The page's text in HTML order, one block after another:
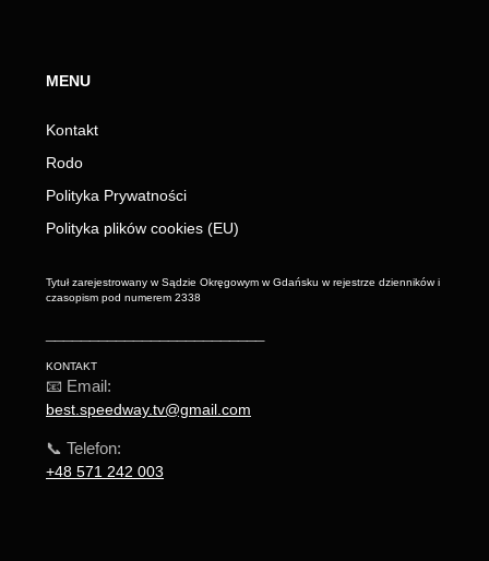
MENU
Kontakt
Rodo
Polityka Prywatności
Polityka plików cookies (EU)
Tytuł zarejestrowany w Sądzie Okręgowym w Gdańsku w rejestrze dzienników i
czasopism pod numerem 2338
KONTAKT
📧 Email:
best.speedway.tv@gmail.com
📞 Telefon:
+48 571 242 003